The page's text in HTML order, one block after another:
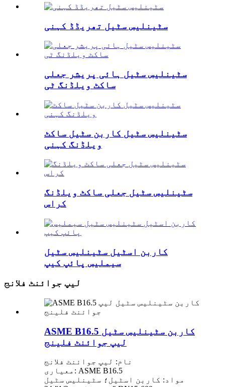
سٹینلیس سٹیل تھریڈڈ کہنی
سٹینلیس سٹیل ہائی پریشر جعلی
ساکٹ ویلڈنگ ٹی
سٹینلیس سٹیل کاربن سٹیل ساکٹ
ویلڈنگ کہنی
سٹینلیس سٹیل جعلی ساکٹ ویلڈنگ
کراس
کاربن اسٹیل سٹینلیس سٹیل
سیملیس پائپ کیپ
لیپ جوائنٹ فلانج
ASME B16.5 کاربن سٹینلیس سٹیل
لیپ جوائنٹ فلینج
نام: لیپ جوائنٹ فلانج
معیاری: ASME B16.5
مواد: کاربن اسٹیل؛ سٹینلیس سٹیل